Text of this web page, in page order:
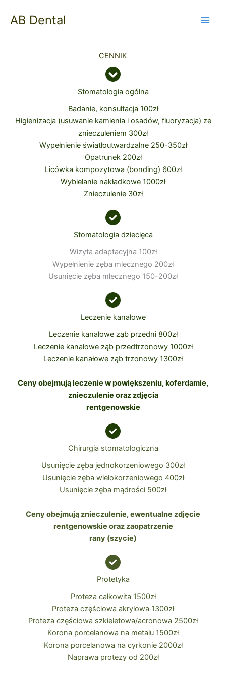
AB Dental
CENNIK
Stomatologia ogólna
Badanie, konsultacja 100zł
Higienizacja (usuwanie kamienia i osadów, fluoryzacja) ze
znieczuleniem 300zł
Wypełnienie światłoutwardzalne 250-350zł
Opatrunek 200zł
Licówka kompozytowa (bonding) 600zł
Wybielanie nakładkowe 1000zł
Znieczulenie 30zł
Stomatologia dziecięca
Wizyta adaptacyjna 100zł
Wypełnienie zęba mlecznego 200zł
Usunięcie zęba mlecznego 150-200zł
Leczenie kanałowe
Leczenie kanałowe ząb przedni 800zł
Leczenie kanałowe ząb przedtrzonowy 1000zł
Leczenie kanałowe ząb trzonowy 1300zł
Ceny obejmują leczenie w powiększeniu, koferdamie,
znieczulenie oraz zdjęcia
rentgenowskie
Chirurgia stomatologiczna
Usunięcie zęba jednokorzeniowego 300zł
Usunięcie zęba wielokorzeniowego 400zł
Usunięcie zęba mądrości 500zł
Ceny obejmują znieczulenie, ewentualne zdjęcie
rentgenowskie oraz zaopatrzenie
rany (szycie)
Protetyka
Proteza całkowita 1500zł
Proteza częściowa akrylowa 1300zł
Proteza częściowa szkieletowa/acronowa 2500zł
Korona porcelanowa na metalu 1500zł
Korona porcelanowa na cyrkonie 2000zł
Naprawa protezy od 200zł